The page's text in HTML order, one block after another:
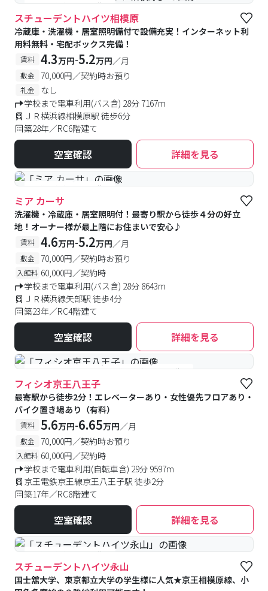
#予約受付中 #空室待ち
スチューデントハイツ相模原
冷蔵庫・洗濯機・居室照明備付で設備充実！インターネット利
用料無料・宅配ボックス完備！
賃料 4.3万円-5.2万円／月
敷金 70,000円／契約時お預り
礼金
なし
学校まで電車利用(バス含) 28分 7167m
ＪＲ横浜線相模原駅 徒歩6分
築28年／RC6階建て
空室確認 詳細を見る
#予約受付中 #空室待ち
ミア カーサ
洗濯機・冷蔵庫・居室照明付！最寄り駅から徒歩４分の好立
地！オーナー様が最上階にお住まいで安心♪
賃料 4.6万円-5.2万円／月
敷金 70,000円／契約時お預り
入館料 60,000円／契約時
学校まで電車利用(バス含) 28分 8643m
ＪＲ横浜線矢部駅 徒歩4分
築23年／RC4階建て
空室確認 詳細を見る
#女性専用フロアあり #予約受付中 #空室待ち
フィシオ京王八王子
最寄駅から徒歩2分！エレベーターあり・女性優先フロアあり・
バイク置き場あり（有料）
賃料 5.6万円-6.65万円／月
敷金 70,000円／契約時お預り
入館料 60,000円／契約時
学校まで電車利用(自転車含) 29分 9597m
京王電鉄京王線京王八王子駅 徒歩2分
築17年／RC8階建て
空室確認 詳細を見る
#予約受付中 #空室待ち
スチューデントハイツ永山
国士舘大学、東京都立大学の学生様に人気★京王相模原線、小